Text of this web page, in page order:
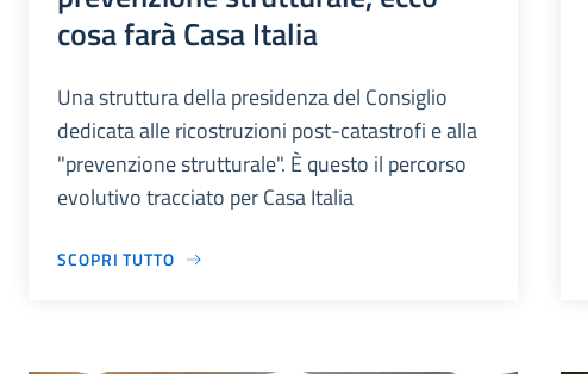
cosa farà Casa Italia
Una struttura della presidenza del Consiglio
dedicata alle ricostruzioni post-catastrofi e alla
"prevenzione strutturale". È questo il percorso
evolutivo tracciato per Casa Italia
SCOPRI TUTTO